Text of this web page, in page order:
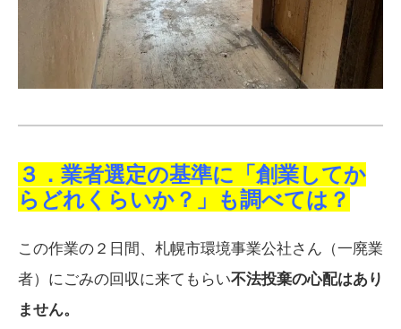
３．業者選定の基準に「創業してか
らどれくらいか？」も調べては？
この作業の２日間、札幌市環境事業公社さん（一廃業
者）にごみの回収に来てもらい不法投棄の心配はあり
ません。